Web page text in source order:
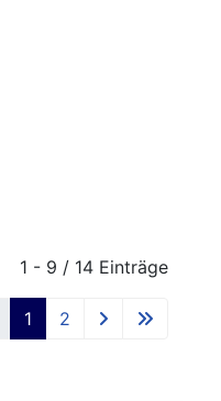
1 - 9 / 14 Einträge
1 2